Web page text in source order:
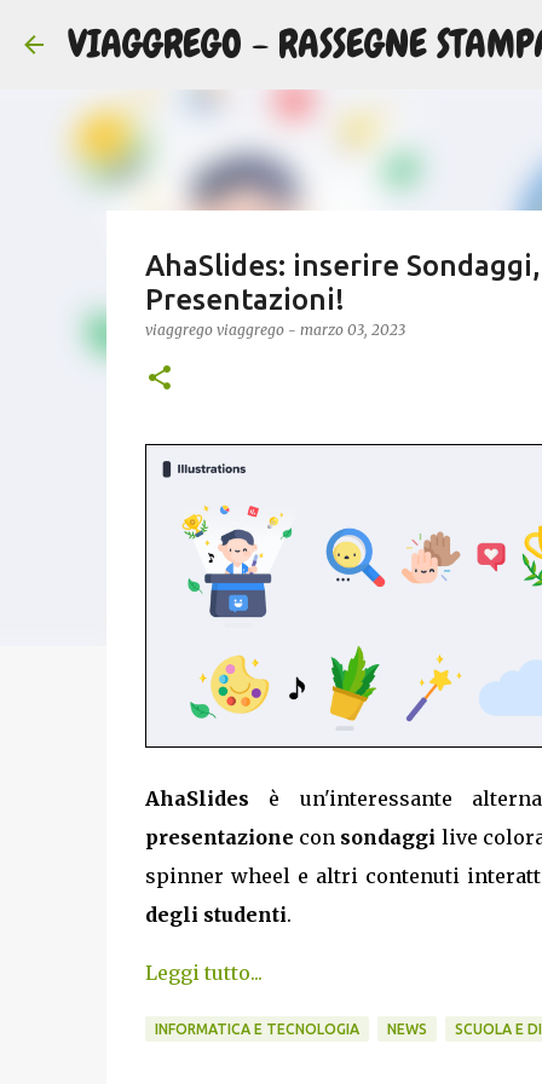
VIAGGREGO - RASSEGNE
AhaSlides: inserire
Presentazioni!
viaggrego viaggrego - marzo 03, 2023
AhaSlides è un'interessante
presentazione con sondaggi live
spinner wheel e altri contenuti
degli studenti.
Leggi tutto...
INFORMATICA E TECNOLOGIA NEWS SCUOLA E